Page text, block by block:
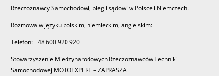
Rzeczoznawcy Samochodowi, biegli sądowi w Polsce i Niemczech.
Rozmowa w języku polskim, niemieckim, angielskim:
Telefon: +48 600 920 920
Stowarzyszenie Miedzynarodowych Rzeczoznawców Techniki
Samochodowej MOTOEXPERT – ZAPRASZA